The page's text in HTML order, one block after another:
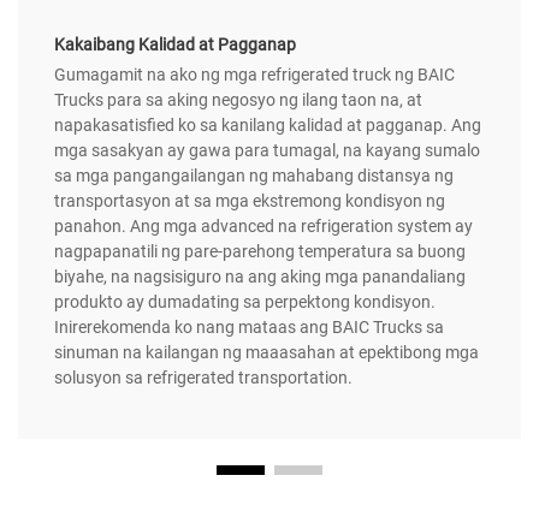
Kakaibang Kalidad at Pagganap
Gumagamit na ako ng mga refrigerated truck ng BAIC
Trucks para sa aking negosyo ng ilang taon na, at
napakasatisfied ko sa kanilang kalidad at pagganap. Ang
mga sasakyan ay gawa para tumagal, na kayang sumalo
sa mga pangangailangan ng mahabang distansya ng
transportasyon at sa mga ekstremong kondisyon ng
panahon. Ang mga advanced na refrigeration system ay
nagpapanatili ng pare-parehong temperatura sa buong
biyahe, na nagsisiguro na ang aking mga panandaliang
produkto ay dumadating sa perpektong kondisyon.
Inirerekomenda ko nang mataas ang BAIC Trucks sa
sinuman na kailangan ng maaasahan at epektibong mga
solusyon sa refrigerated transportation.